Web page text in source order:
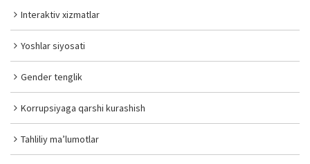
Interaktiv xizmatlar
Yoshlar siyosati
Gender tenglik
Korrupsiyaga qarshi kurashish
Tahliliy ma’lumotlar